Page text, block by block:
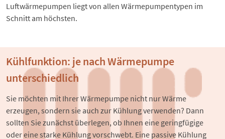
Luftwärmepumpen liegt von allen Wärmepumpentypen im
Schnitt am höchsten.
Kühlfunktion: je nach Wärmepumpe
unterschiedlich
Sie möchten mit Ihrer Wärmepumpe nicht nur Wärme
erzeugen, sondern sie auch zur Kühlung verwenden? Dann
sollten Sie zunächst überlegen, ob Ihnen eine geringfügige
oder eine starke Kühlung vorschwebt. Eine passive Kühlung